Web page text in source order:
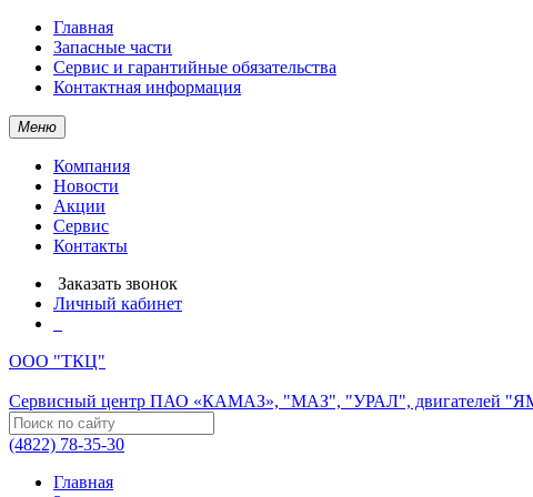
Главная
Запасные части
Сервис и гарантийные обязательства
Контактная информация
Меню
Компания
Новости
Акции
Сервис
Контакты
Заказать звонок
Личный кабинет
ООО "ТКЦ"
Сервисный центр ПАО «КАМАЗ», "МАЗ", "УРАЛ", двигателей
(4822) 78-35-30
Главная